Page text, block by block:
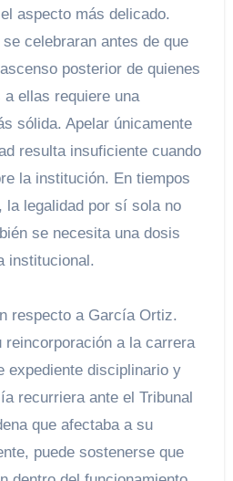
aspecto más delicado.
celebraran antes de que
posterior de quienes
ellas requiere una
sólida. Apelar únicamente
resulta insuficiente cuando
la institución. En tiempos
legalidad por sí sola no
se necesita una dosis
institucional.
respecto a García Ortiz.
reincorporación a la carrera
expediente disciplinario y
recurriera ante el Tribunal
que afectaba a su
puede sostenerse que